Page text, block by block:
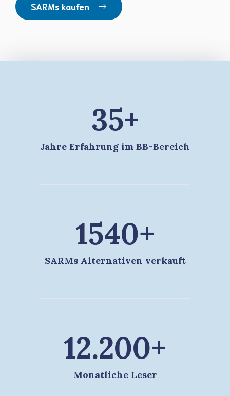
SARMs kaufen
35+
Jahre Erfahrung im BB-Bereich
1540+
SARMs Alternativen verkauft
12.200+
Monatliche Leser